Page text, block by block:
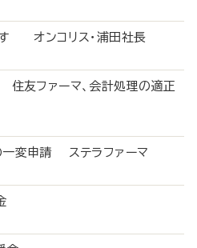
オンコリス・浦田社長
友ファーマ、会計処理の適正
一変申請 ステラファーマ
金